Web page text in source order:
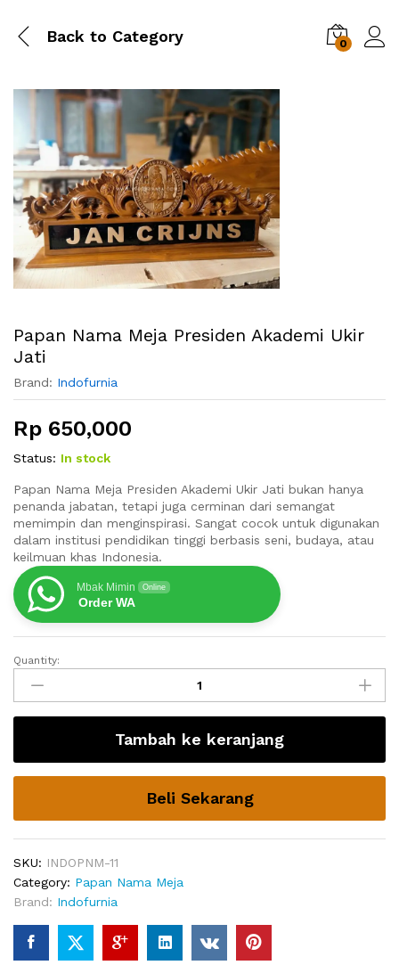
Back to Category 0
Papan Nama Meja Presiden Akademi Ukir
Jati
Brand: Indofurnia
Rp 650,000
Status: In stock
Papan Nama Meja Presiden Akademi Ukir Jati bukan hanya
penanda jabatan, tetapi juga cerminan dari semangat
memimpin dan menginspirasi. Sangat cocok untuk digunakan
dalam institusi pendidikan tinggi berbasis seni, budaya, atau
keilmuan khas Indonesia.
Mbak Mimin Online
Order WA
Papan
Nama
Meja
Presiden
Ukir
Jati
Quantity:
Tambah ke keranjang
Beli Sekarang
SKU: INDOPNM-11
Category: Papan Nama Meja
Brand: Indofurnia